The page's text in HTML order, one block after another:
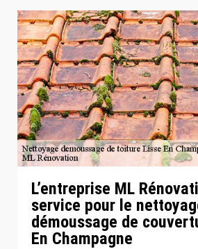
L’entreprise ML
service pour le
démoussage de
En Champagne